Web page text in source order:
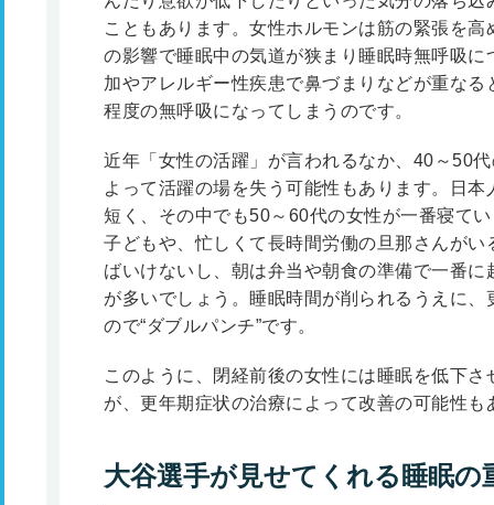
こともあります。女性ホルモンは筋の緊張を
の影響で睡眠中の気道が狭まり睡眠時無呼吸
加やアレルギー性疾患で鼻づまりなどが重なる
程度の無呼吸になってしまうのです。
近年「女性の活躍」が言われるなか、40～50
よって活躍の場を失う可能性もあります。日
短く、その中でも50～60代の女性が一番寝て
子どもや、忙しくて長時間労働の旦那さんが
ばいけないし、朝は弁当や朝食の準備で一番
が多いでしょう。睡眠時間が削られるうえに
ので“ダブルパンチ”です。
このように、閉経前後の女性には睡眠を低下
が、更年期症状の治療によって改善の可能性も
大谷選手が見せてくれる睡眠の